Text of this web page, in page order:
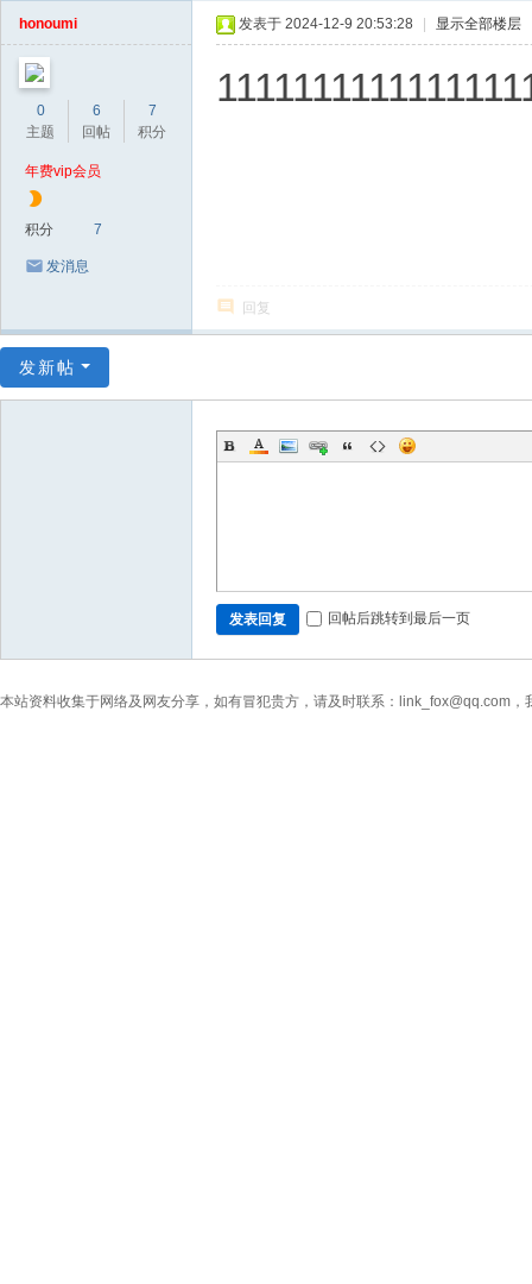
honoumi
0
主题
6
回帖
7
积分
年费vip会员
积分 7
发消息
发表于 2024-12-9 20:53:28 显示全部楼层
回复
发新帖
发表回复 回帖后跳转到最后一页
本站资料收集于网络及网友分享，如有冒犯贵方，请及时联系：link_fox@qq.com，